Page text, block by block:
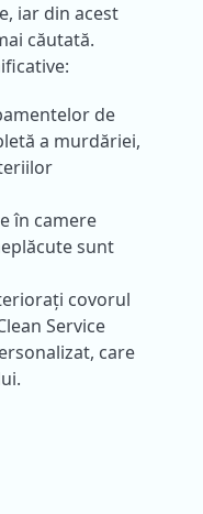
iar din acest
căutată.
de
a murdăriei,
în camere
sunt
covorul
Service
care